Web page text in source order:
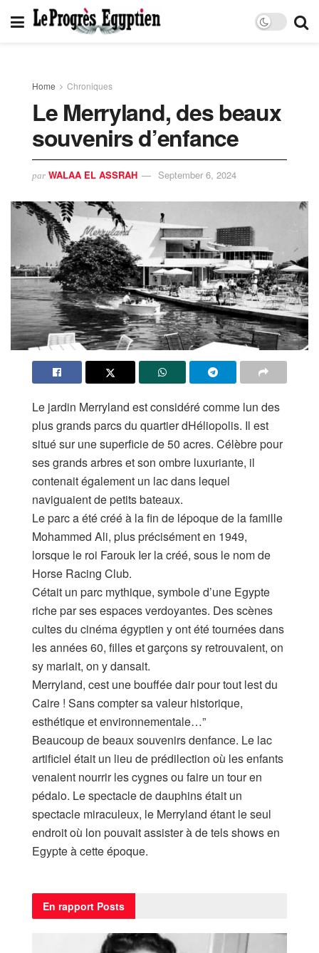
Home Chroniques
Le Merryland, des beaux
souvenirs d’enfance
par WALAA EL ASSRAH September 6, 2024
Le jardin Merryland est considéré comme lun des
plus grands parcs du quartier dHéliopolis. Il est
situé sur une superficie de 50 acres. Célèbre pour
ses grands arbres et son ombre luxuriante, il
contenait également un lac dans lequel
naviguaient de petits bateaux.
Le parc a été créé à la fin de lépoque de la famille
Mohammed Ali, plus précisément en 1949,
lorsque le roi Farouk Ier la créé, sous le nom de
Horse Racing Club.
Cétait un parc mythique, symbole d’une Egypte
riche par ses espaces verdoyantes. Des scènes
cultes du cinéma égyptien y ont été tournées dans
les années 60, filles et garçons sy retrouvaient, on
sy mariait, on y dansait.
Merryland, cest une bouffée dair pour tout lest du
Caire ! Sans compter sa valeur historique,
esthétique et environnementale…”
Beaucoup de beaux souvenirs denfance. Le lac
artificiel était un lieu de prédilection où les enfants
venaient nourrir les cygnes ou faire un tour en
pédalo. Le spectacle de dauphins était un
spectacle miraculeux, le Merryland étant le seul
endroit où lon pouvait assister à de tels shows en
Egypte à cette époque.
En rapport Posts